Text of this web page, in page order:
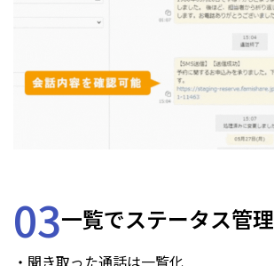
03一覧でステータス管理
・聞き取った通話は一覧化